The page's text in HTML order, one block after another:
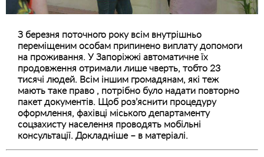
З березня поточного року всім внутрішньо
переміщеним особам припинено виплату допомоги
на проживання. У Запоріжжі автоматичне їх
продовження отримали лише чверть, тобто 23
тисячі людей. Всім іншим громадянам, які теж
мають таке право , потрібно було надати повторно
пакет документів. Щоб роз’яснити процедуру
оформлення, фахівці міського департаменту
соцзахисту населення проводять мобільні
консультації. Докладніше – в матеріалі.